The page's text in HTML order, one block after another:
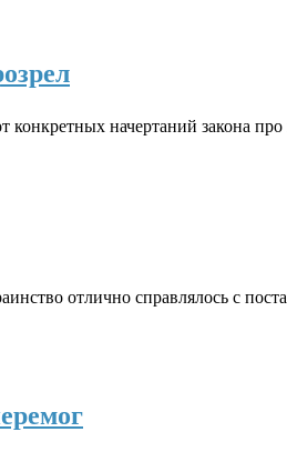
начертаний закона
отлично справлялось с